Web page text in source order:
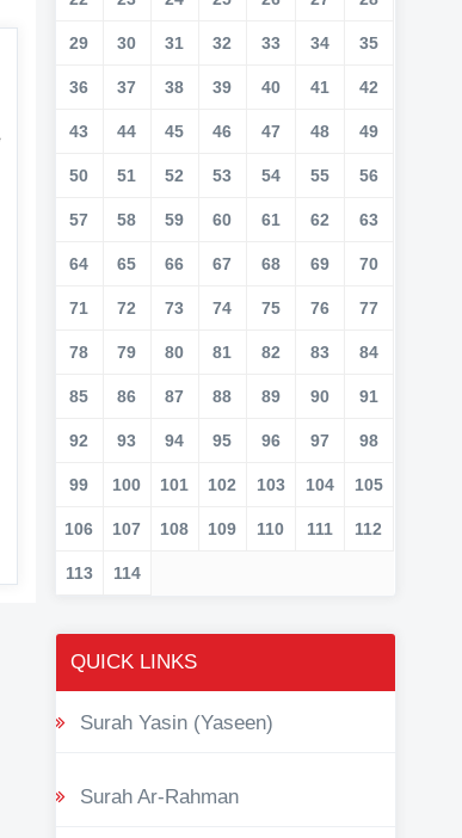
29 30 31 32 33 34 35
36 37 38 39 40 41 42
43 44 45 46 47 48 49
50 51 52 53 54 55 56
57 58 59 60 61 62 63
64 65 66 67 68 69 70
71 72 73 74 75 76 77
78 79 80 81 82 83 84
85 86 87 88 89 90 91
92 93 94 95 96 97 98
99 100 101 102 103 104 105
106 107 108 109 110 111 112
113 114
QUICK LINKS
Surah Yasin (Yaseen)
Surah Ar-Rahman